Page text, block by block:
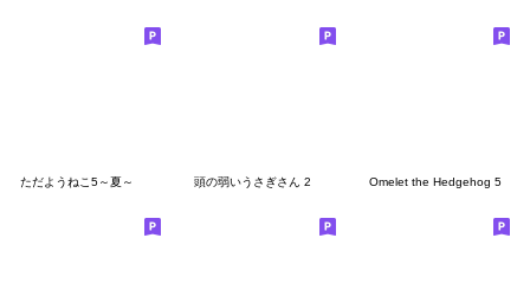
ただようねこ5～夏～ 頭の弱いうさぎさん 2 Omelet the Hedgehog 5